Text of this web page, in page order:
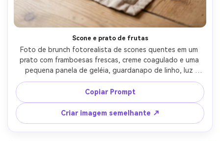
Scone e prato de frutas
Foto de brunch fotorealista de scones quentes em um
prato com framboesas frescas, creme coagulado e uma
pequena panela de geléia, guardanapo de linho, luz
natural macia, configuração de mesa de café
aconchegante, tirada em Fujifilm GFX 50R, lente de 63
mm, f/2.8, bokeh cremoso, cor quente e convidativa Grau-
AR 4:5
Copiar Prompt
Criar imagem semelhante ↗